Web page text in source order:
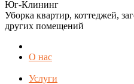
Юг-Клининг
Уборка квартир, коттеджей,
других помещений
О нас
Услуги